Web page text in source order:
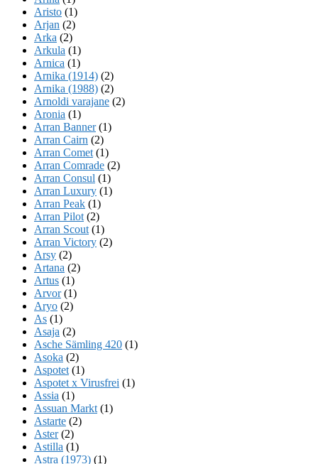
Aristo (1)
Arjan (2)
Arka (2)
Arkula (1)
Arnica (1)
Arnika (1914) (2)
Arnika (1988) (2)
Arnoldi varajane (2)
Aronia (1)
Arran Banner(1)
Arran Cairn (2)
Arran Comet (1)
Arran Comrade (2)
Arran Consul (1)
Arran Luxury (1)
Arran Peak (1)
Arran Pilot (2)
Arran Scout (1)
Arran Victory (2)
Arsy (2)
Artana (2)
Artus (1)
Arvor(1)
Aryo (2)
As (1)
Asaja (2)
Asche Sämling 420 (1)
Asoka (2)
Aspotet (1)
Aspotet x Virusfrei (1)
Assia (1)
Assuan Markt (1)
Astarte (2)
Aster(2)
Astilla (1)
Astra (1973) (1)